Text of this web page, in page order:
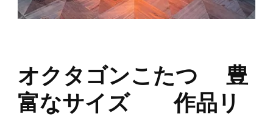
オクタゴンこたつ 豊
富なサイズ 作品リ